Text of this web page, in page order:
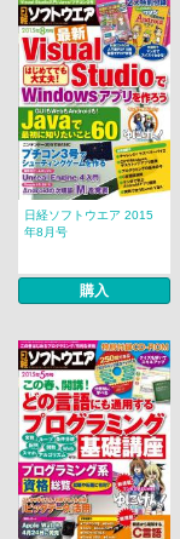
日経ソフトウエア 2015
年8月号
購入